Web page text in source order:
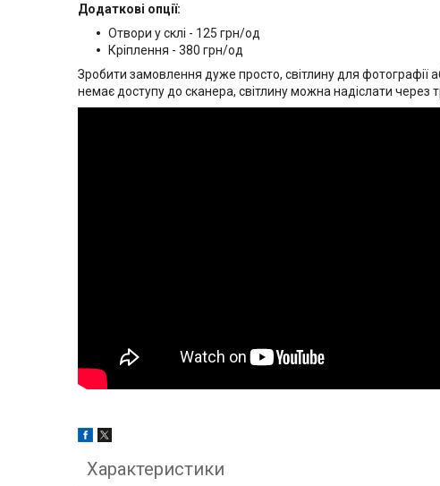
Додаткові опції:
Отвори у склі - 125 грн/од
Кріплення - 380 грн/од
Зробити замовлення дуже просто, світлину для
немає доступу до сканера, світлину можна надіслати через
Характеристики